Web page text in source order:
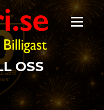
Meny
OSS